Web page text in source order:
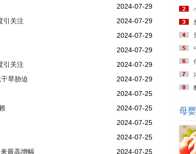
2024-07-29
引关注
2024-07-29
2024-07-29
2024-07-29
引关注
2024-07-29
旱胁迫
2024-07-29
2024-07-25
2024-07-25
2024-07-25
2024-07-25
最高增幅
2024-07-25
母